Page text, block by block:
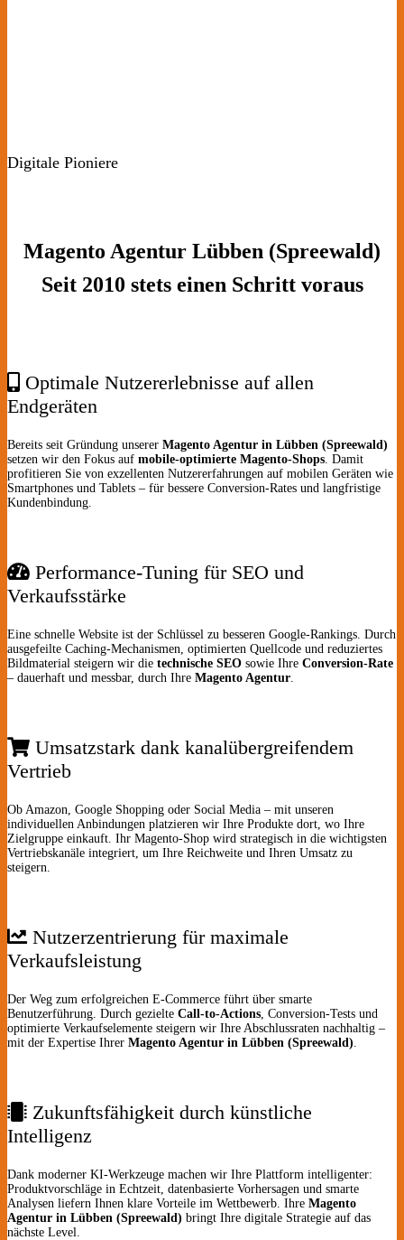
Digitale Pioniere
Magento Agentur Lübben (Spreewald)
Seit 2010 stets einen Schritt voraus
Optimale Nutzererlebnisse auf allen
Endgeräten
Bereits seit Gründung unserer Magento Agentur in Lübben (Spreewald)
setzen wir den Fokus auf mobile-optimierte Magento-Shops . Damit
profitieren Sie von exzellenten Nutzererfahrungen auf mobilen Geräten wie
Smartphones und Tablets – für bessere Conversion-Rates und langfristige
Kundenbindung.
Performance-Tuning für SEO und
Verkaufsstärke
Eine schnelle Website ist der Schlüssel zu besseren Google-Rankings. Durch
ausgefeilte Caching-Mechanismen, optimierten Quellcode und reduziertes
Bildmaterial steigern wir die technische SEO sowie Ihre Conversion-Rate
– dauerhaft und messbar, durch Ihre Magento Agentur
Umsatzstark dank kanalübergreifendem
Vertrieb
Ob Amazon, Google Shopping oder Social Media – mit unseren
individuellen Anbindungen platzieren wir Ihre Produkte dort, wo Ihre
Zielgruppe einkauft. Ihr Magento-Shop wird strategisch in die wichtigsten
Vertriebskanäle integriert, um Ihre Reichweite und Ihren Umsatz zu
steigern.
Nutzerzentrierung für maximale
Verkaufsleistung
Der Weg zum erfolgreichen E-Commerce führt über smarte
Benutzerführung. Durch gezielte Call-to-Actions , Conversion-Tests und
optimierte Verkaufselemente steigern wir Ihre Abschlussraten nachhaltig –
mit der Expertise Ihrer Magento Agentur in Lübben (Spreewald)
Zukunftsfähigkeit durch künstliche
Intelligenz
Dank moderner KI-Werkzeuge machen wir Ihre Plattform intelligenter:
Produktvorschläge in Echtzeit, datenbasierte Vorhersagen und smarte
Analysen liefern Ihnen klare Vorteile im Wettbewerb. Ihre Magento
Agentur in Lübben (Spreewald) bringt Ihre digitale Strategie auf das
nächste Level.